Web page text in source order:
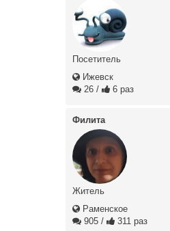
Посетитель
Ижевск
26 / 6 раз
Филита
Житель
Раменское
905 / 311 раз